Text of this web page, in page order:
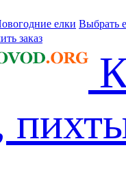
елки Выбрать
заказ